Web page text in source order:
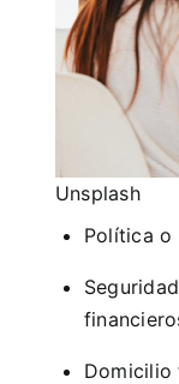
Unsplash
Política o
Domicilio